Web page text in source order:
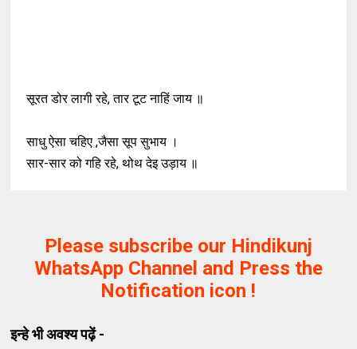
सूरत डोर लागी रहे, तार टूट नाहिं जाय ॥
साधु ऐसा चहिए ,जैसा सूप सुभाय ।
सार-सार को गहि रहे, थोथ देइ उड़ाय ॥
Please subscribe our Hindikunj
WhatsApp Channel and Press the
Notification icon !
इन्हे भी अवश्य पढ़ें -